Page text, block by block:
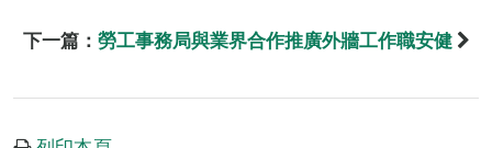
下一篇： 勞工事務局與業界合作推廣外牆工作職安健